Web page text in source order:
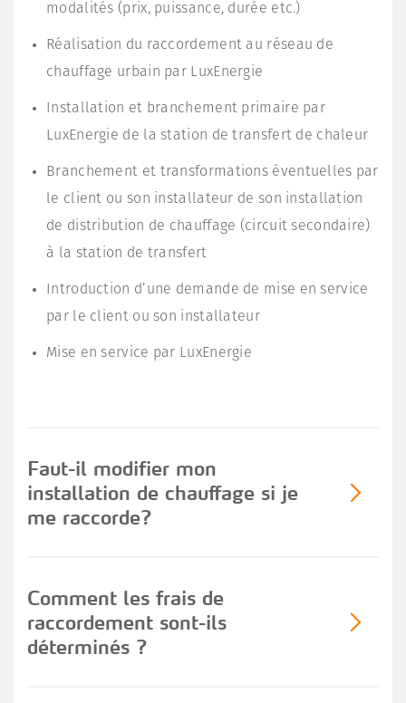
modalités (prix, puissance, durée etc.)
Réalisation du raccordement au réseau de
chauffage urbain par LuxEnergie
Installation et branchement primaire par
LuxEnergie de la station de transfert de chaleur
Branchement et transformations éventuelles par
le client ou son installateur de son installation
de distribution de chauffage (circuit secondaire)
à la station de transfert
Introduction d’une demande de mise en service
par le client ou son installateur
Mise en service par LuxEnergie
Faut-il modifier mon
installation de chauffage si je
me raccorde?
se substituer à la chaufferie en place. L’installation
de distribution de chauffage (circuit secondaire)
Comment les frais de
raccordement sont-ils
déterminés ?